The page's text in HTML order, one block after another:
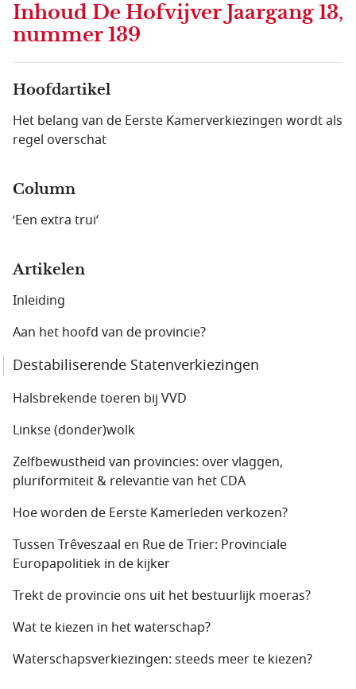
Inhoud De Hofvijver Jaargang 13,
nummer 139
Hoofdartikel
Het belang van de Eerste Kamerverkiezingen wordt als
regel overschat
Column
‘Een extra trui’
Artikelen
Inleiding
Aan het hoofd van de provincie?
Destabiliserende Statenverkiezingen
Halsbrekende toeren bij VVD
Linkse (donder)wolk
Zelfbewustheid van provincies: over vlaggen,
pluriformiteit & relevantie van het CDA
Hoe worden de Eerste Kamerleden verkozen?
Tussen Trêveszaal en Rue de Trier: Provinciale
Europapolitiek in de kijker
Trekt de provincie ons uit het bestuurlijk moeras?
Wat te kiezen in het waterschap?
Waterschapsverkiezingen: steeds meer te kiezen?